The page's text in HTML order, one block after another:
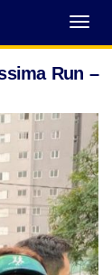
Abrir
Menu
Run –